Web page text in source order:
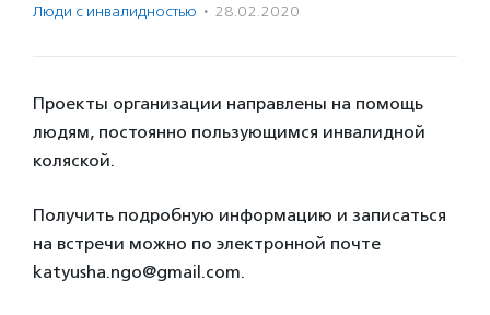
Люди с инвалидностью · 28.02.2020
Проекты организации направлены на помощь
людям, постоянно пользующимся инвалидной
коляской.
Получить подробную информацию и записаться
на встречи можно по электронной почте
katyusha.ngo@gmail.com.